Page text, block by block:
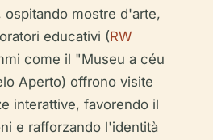
ospitando mostre d'arte,
educativi (RW
come il "Museu a céu
Aperto) offrono visite
interattive, favorendo il
e rafforzando l'identità